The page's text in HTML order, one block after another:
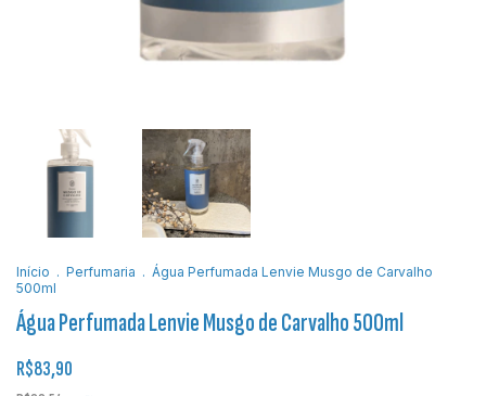
Início . Perfumaria . Água Perfumada Lenvie Musgo de Carvalho
500ml
Água Perfumada Lenvie Musgo de Carvalho 500ml
R$83,90